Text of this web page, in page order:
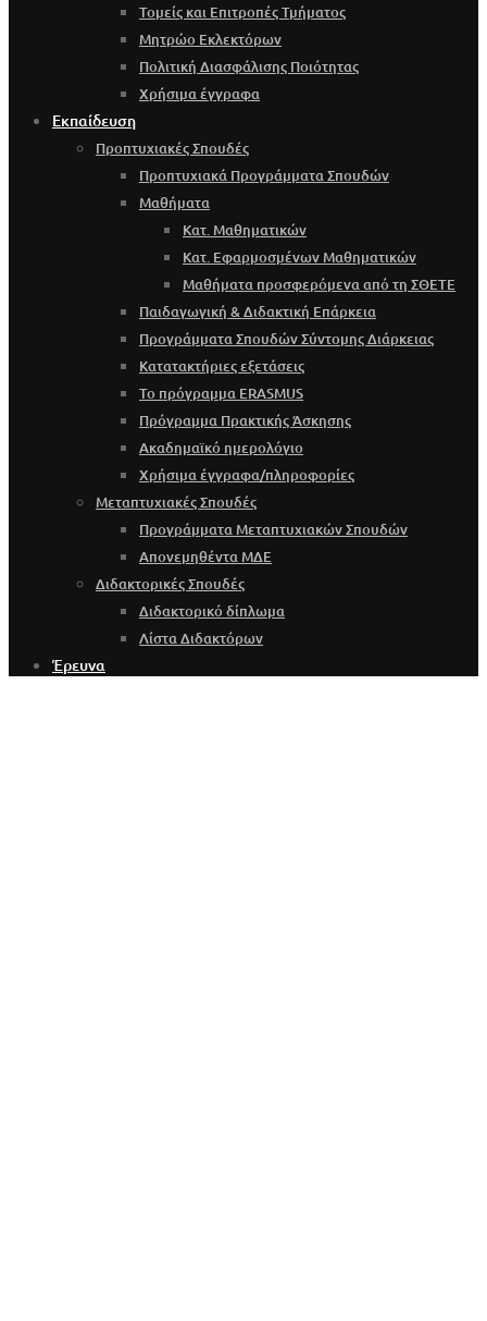
Τομείς και Επιτροπές Τμήματος
Μητρώο Εκλεκτόρων
Πολιτική Διασφάλισης Ποιότητας
Χρήσιμα έγγραφα
Εκπαίδευση
Προπτυχιακές Σπουδές
Προπτυχιακά Προγράμματα Σπουδών
Μαθήματα
Κατ. Μαθηματικών
Κατ. Εφαρμοσμένων Μαθηματικών
Μαθήματα προσφερόμενα από τη ΣΘΕΤΕ
Παιδαγωγική & Διδακτική Επάρκεια
Προγράμματα Σπουδών Σύντομης Διάρκειας
Κατατακτήριες εξετάσεις
Το πρόγραμμα ERASMUS
Πρόγραμμα Πρακτικής Άσκησης
Ακαδημαϊκό ημερολόγιο
Χρήσιμα έγγραφα/πληροφορίες
Μεταπτυχιακές Σπουδές
Προγράμματα Μεταπτυχιακών Σπουδών
Απονεμηθέντα ΜΔΕ
Διδακτορικές Σπουδές
Διδακτορικό δίπλωμα
Λίστα Διδακτόρων
Έρευνα